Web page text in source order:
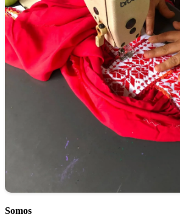
Somos